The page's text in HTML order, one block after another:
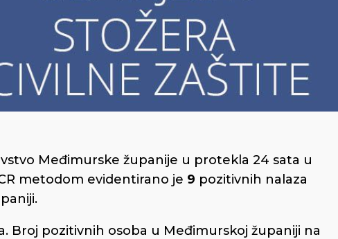
Međimurske županije u protekla 24 sata u
metodom evidentirano je 9 pozitivnih nalaza
Broj pozitivnih osoba u Međimurskoj županiji na